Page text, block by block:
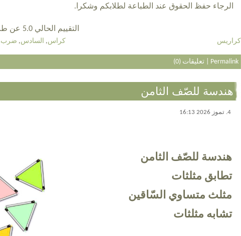
الرجاء حفظ الحقوق عند الطباعة لطلابكم وشكرا.
التقييم الحالي 5.0 عن طريق 6 أشخاص
كراس, السادس, ضرب كراريس
Permalink
|تعليقات (0)
هندسة للصّف الثامن
4. تموز 2026 16:13
هندسة للصّف الثامن
تطابق مثلثات
مثلث متساوي السّاقين
تشابه مثلثات